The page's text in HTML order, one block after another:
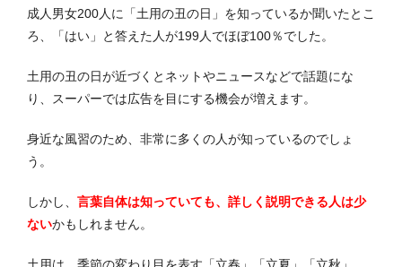
成人男女200人に「土用の丑の日」を知っているか聞いたとこ
ろ、「はい」と答えた人が199人でほぼ100％でした。
土用の丑の日が近づくとネットやニュースなどで話題にな
り、スーパーでは広告を目にする機会が増えます。
身近な風習のため、非常に多くの人が知っているのでしょ
う。
しかし、 言葉自体は知っていても、詳しく説明できる人は少
ないかもしれません。